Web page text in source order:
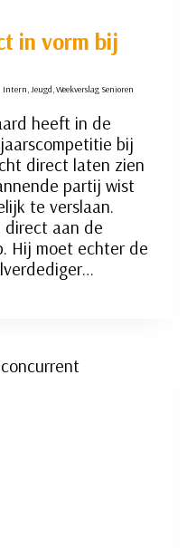
in vorm bij
Intern,Jeugd,Weekverslag Senioren
heeft in de
bij
direct laten zien
partij wist
te verslaan.
direct aan de
Hij moet echter de